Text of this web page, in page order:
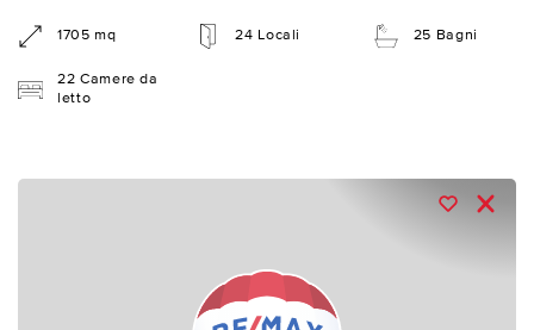
1705 mq 24 Locali 25 Bagni
22 Camere da
letto